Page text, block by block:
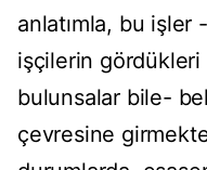
anlatımla, bu işler
işçilerin
bulunsalar bile-
çevresine